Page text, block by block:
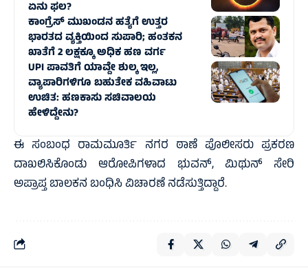
ಏನು ಫಲ?
ಕಾಂಗ್ರೆಸ್‌ ಮುಖಂಡನ ಹತ್ಯೆಗೆ ಉತ್ತರ
ಭಾರತದ ವ್ಯಕ್ತಿಯಿಂದ ಸುಪಾರಿ; ಹಂತಕನ
ಖಾತೆಗೆ 2 ಲಕ್ಷಕ್ಕೂ ಅಧಿಕ ಹಣ ವರ್ಗ
UPI ಪಾವತಿಗೆ ಯಾವ್ದೇ ಶುಲ್ಕ ಇಲ್ಲ,
ವ್ಯಾಪಾರಿಗಳಿಗೂ ಬಹುತೇಕ ವಹಿವಾಟು
ಉಚಿತ: ಹಣಕಾಸು ಸಚಿವಾಲಯ
ಹೇಳಿದ್ದೇನು?
ಈ ಸಂಬಂಧ ರಾಮಮೂರ್ತಿ ನಗರ ಠಾಣೆ ಪೊಲೀಸರು ಪ್ರಕರಣ
ದಾಖಲಿಸಿಕೊಂಡು ಆರೋಪಿಗಳಾದ ಭುವನ್, ಮಿಥುನ್ ಸೇರಿ
ಅಪ್ರಾಪ್ತ ಬಾಲಕನ ಬಂಧಿಸಿ ವಿಚಾರಣೆ ನಡೆಸುತ್ತಿದ್ದಾರೆ.